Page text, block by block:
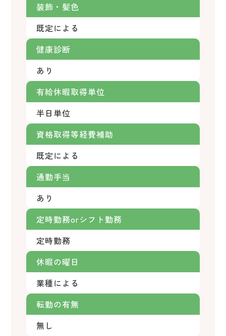
装飾・髪色
既定による
健康診断
あり
有給休暇取得単位
半日単位
資格取得等経費補助
既定による
通勤手当
あり
定時勤務orシフト勤務
定時勤務
休暇の曜日
業種による
転勤の有無
無し